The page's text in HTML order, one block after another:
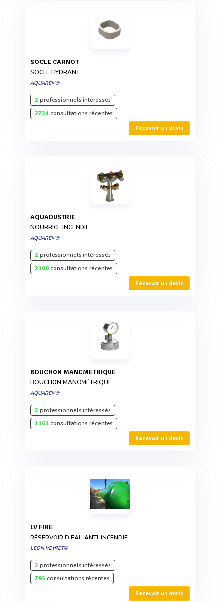
SOCLE CARNOT
SOCLE HYDRANT
AQUAREM®
2professionnels intéressés
2734consultations récentes
Recevoir un devis
AQUADUSTRIE
NOURRICE INCENDIE
AQUAREM®
2professionnels intéressés
2100consultations récentes
Recevoir un devis
BOUCHON MANOMETRIQUE
BOUCHON MANOMÉTRIQUE
AQUAREM®
2professionnels intéressés
1161consultations récentes
Recevoir un devis
LV FIRE
RÉSERVOIR D'EAU ANTI-INCENDIE
LEON VEYRET®
2professionnels intéressés
793 consultations récentes
Recevoir un devis